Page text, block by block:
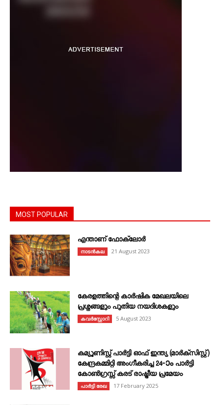
MOST POPULAR
എന്താണ്‌ ഫോക്‌ലോർ
നാടൻകല 21 August 2023
കേരളത്തിന്റെ കാർഷിക മേഖലയിലെ
പ്രശ്നങ്ങളും പുതിയ നയദിശകളും
കവര്‍സ്റ്റോറി 5 August 2023
കമ്യൂണിസ്റ്റ് പാർട്ടി ഓഫ് ഇന്ത്യ (മാർക്സിസ്റ്റ്)
കേന്ദ്രകമ്മിറ്റി അംഗീകരിച്ച 24‐ാം പാർട്ടി
കോൺഗ്രസ്സ് കരട് രാഷ്ട്രീയ പ്രമേയം
പാർട്ടി രേഖ 17 February 2025